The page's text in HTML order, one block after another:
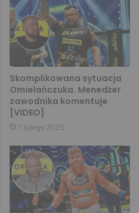
Skomplikowana sytuacja
Omielańczuka. Menedżer
zawodnika komentuje
[VIDEO]
7 lutego 2025